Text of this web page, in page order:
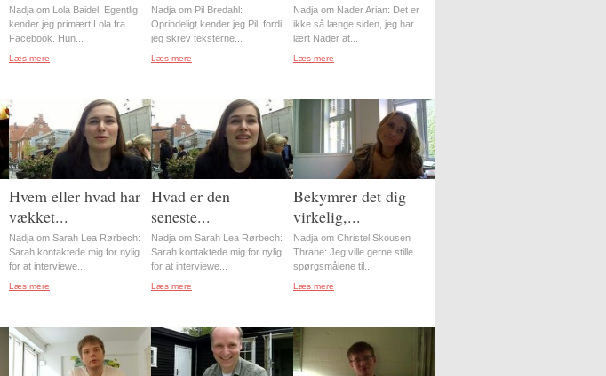
Nadja om Lola Baidel: Egentlig
kender jeg primært Lola fra
Facebook. Hun...
Læs mere
Nadja om Pil Bredahl:
Oprindeligt kender jeg Pil, fordi
jeg skrev teksterne...
Læs mere
Nadja om Nader Arian: Det er
ikke så længe siden, jeg har
lært Nader at...
Læs mere
Hvem eller hvad har
vækket...
Nadja om Sarah Lea Rørbech:
Sarah kontaktede mig for nylig
for at interviewe...
Læs mere
Hvad er den
seneste...
Nadja om Sarah Lea Rørbech:
Sarah kontaktede mig for nylig
for at interviewe...
Læs mere
Bekymrer det dig
virkelig,...
Nadja om Christel Skousen
Thrane: Jeg ville gerne stille
spørgsmålene til...
Læs mere